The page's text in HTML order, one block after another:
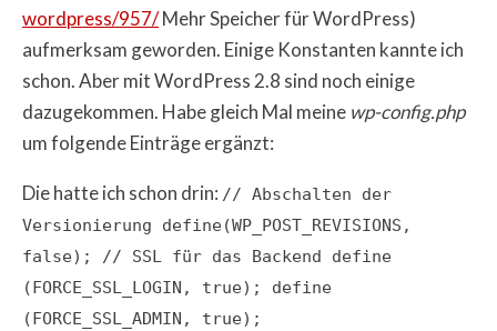
wordpress/957/Mehr Speicher für WordPress)
aufmerksam geworden. Einige Konstanten kannte ich
schon. Aber mit WordPress 2.8 sind noch einige
dazugekommen. Habe gleich Mal meine wp-config.php
um folgende Einträge ergänzt:
Die hatte ich schon drin: // Abschalten der
Versionierung define(WP_POST_REVISIONS,
false); // SSL für das Backend define
(FORCE_SSL_LOGIN, true); define
(FORCE_SSL_ADMIN, true);